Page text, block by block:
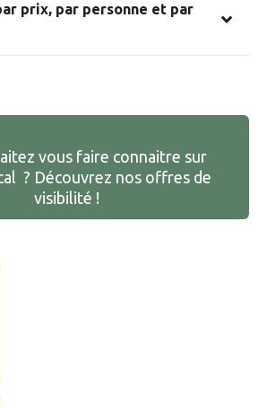
prix, par personne et par
vous faire connaitre sur
? Découvrez nos offres de
visibilité !